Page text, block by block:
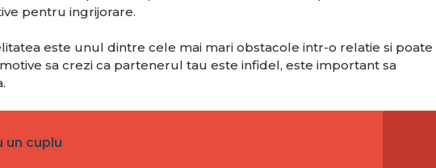
pentru ingrijorare.
este unul dintre cele mai mari obstacole intr-o relatie si poate
sa crezi ca partenerul tau este infidel, este important sa
un cuplu